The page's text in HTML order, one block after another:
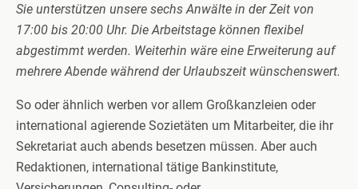
Sie unterstützen unsere sechs Anwälte in der Zeit von
17:00 bis 20:00 Uhr. Die Arbeitstage können flexibel
abgestimmt werden. Weiterhin wäre eine Erweiterung auf
mehrere Abende während der Urlaubszeit wünschenswert.
So oder ähnlich werben vor allem Großkanzleien oder
international agierende Sozietäten um Mitarbeiter, die ihr
Sekretariat auch abends besetzen müssen. Aber auch
Redaktionen, international tätige Bankinstitute,